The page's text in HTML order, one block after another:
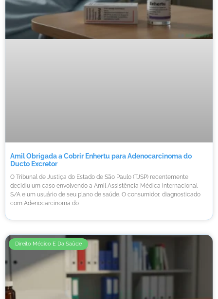
Amil Obrigada a Cobrir Enhertu para Adenocarcinoma do
Ducto Excretor
O Tribunal de Justiça do Estado de São Paulo (TJSP) recentemente
decidiu um caso envolvendo a Amil Assistência Médica Internacional
S/A e um usuário de seu plano de saúde. O consumidor, diagnosticado
com Adenocarcinoma do
Direito Médico E Da Saúde